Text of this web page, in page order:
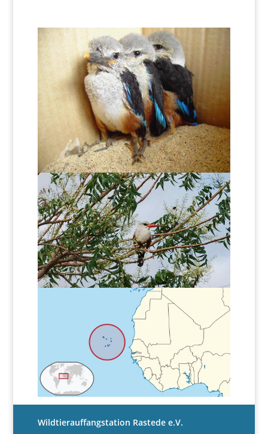
Wildtierauffangstation Rastede e.V.